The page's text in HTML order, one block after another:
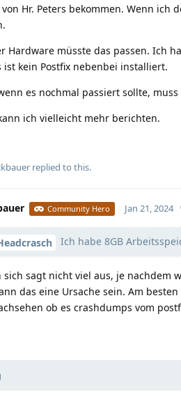
Hr. Peters bekommen. Wenn
Hardware müsste das passen. Ich
ist kein Postfix nebenbei installiert.
es nochmal passiert sollte,
ich vielleicht mehr berichten.
replied to this.
Community Hero Jan 21, 2024
Ich habe 8GB
sich sagt nicht viel aus, je nachdem
das eine Ursache sein. Am
ob es crashdumps vom